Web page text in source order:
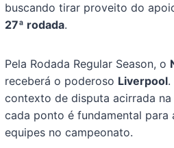
buscando tirar proveito do
27ª rodada.
Pela Rodada Regular Season, o
receberá o poderoso Liverpool.
contexto de disputa acirrada na
cada ponto é fundamental para
equipes no campeonato.